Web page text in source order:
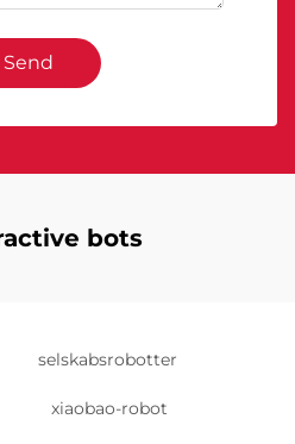
Send
bots
selskabsrobotter
xiaobao-robot